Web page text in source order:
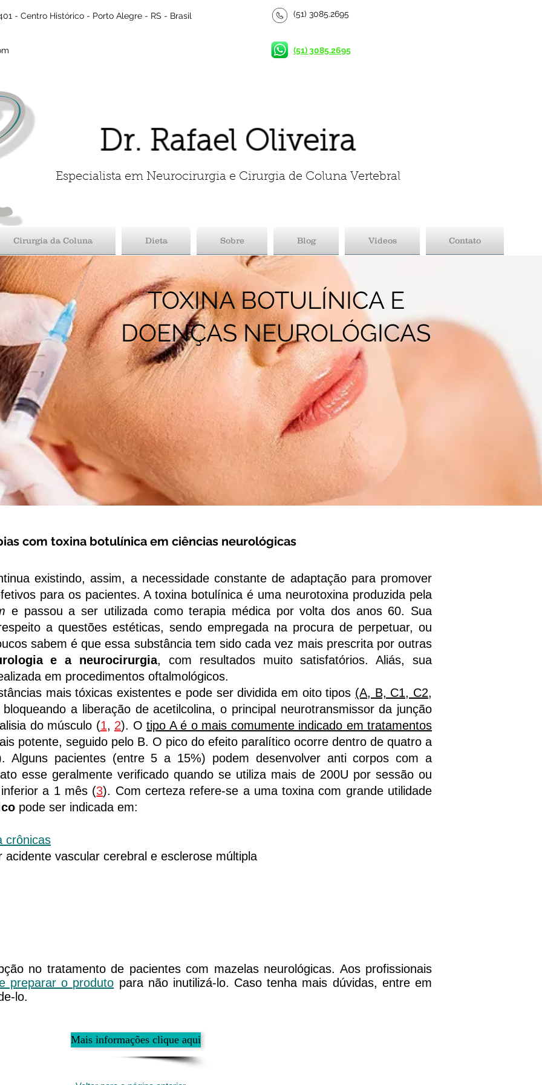
- Centro Histórico - Porto Alegre - RS - Brasil (51) 3085.2695
(51) 3085.2695
Dr. Rafael Oliveira
Especialista em Neurocirurgia e Cirurgia de Coluna Vertebral
Cirurgia da Coluna Dieta Sobre Blog Videos Contato
TOXINA BOTULÍNICA E
DOENÇAS NEUROLÓGICAS
com toxina botulínica em ciências neurológicas
existindo, assim, a necessidade constante de adaptação para promover
para os pacientes. A toxina botulínica é uma neurotoxina produzida pela
e passou a ser utilizada como terapia médica por volta dos anos 60. Sua
a questões estéticas, sendo empregada na procura de perpetuar, ou
sabem é que essa substância tem sido cada vez mais prescrita por outras
e a neurocirurgia, com resultados muito satisfatórios. Aliás, sua
em procedimentos oftalmológicos.
mais tóxicas existentes e pode ser dividida em oito tipos (A, B, C1, C2,
a liberação de acetilcolina, o principal neurotransmissor da junção
do músculo (1, 2). O tipo A é o mais comumente indicado em tratamentos
potente, seguido pelo B. O pico do efeito paralítico ocorre dentro de quatro a
Alguns pacientes (entre 5 a 15%) podem desenvolver anti corpos com a
esse geralmente verificado quando se utiliza mais de 200U por sessão ou
a 1 mês (3). Com certeza refere-se a uma toxina com grande utilidade
pode ser indicada em:
crônicas
vascular cerebral e esclerose múltipla
no tratamento de pacientes com mazelas neurológicas. Aos profissionais
preparar o produto para não inutilizá-lo. Caso tenha mais dúvidas, entre em
lo.
Mais informações clique aqui